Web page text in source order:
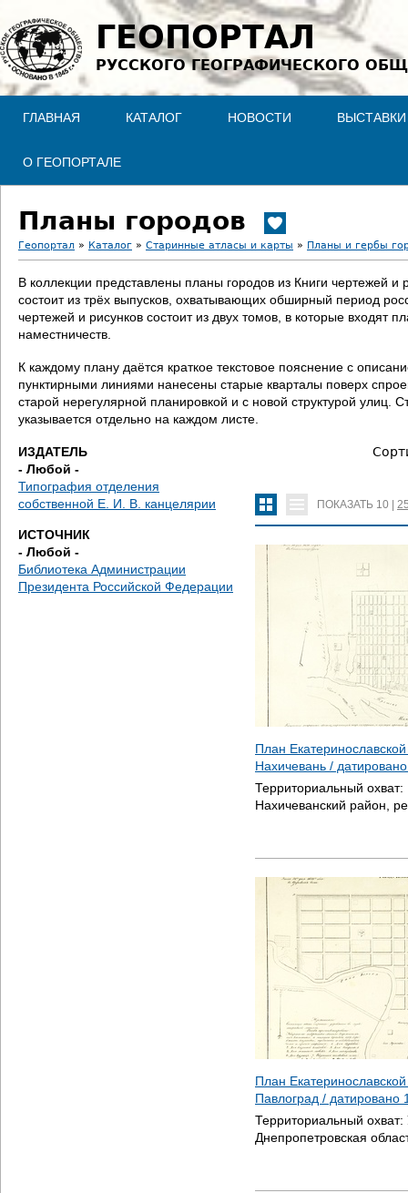
Jump to navigation
ГЕОПОРТАЛ
РУССКОГО ГЕОГРАФИЧЕСКОГО
ГЛАВНАЯ КАТАЛОГ НОВОСТИ ВЫСТАВКИ
О ГЕОПОРТАЛЕ
Планы городов
В
ы
д
е
с
ь
Геопортал » Каталог » Старинные атласы и карты » Планы и гербы
В коллекции представлены планы городов из Книги чертежей
состоит из трёх выпусков, охватывающих обширный период
чертежей и рисунков состоит из двух томов, в которые входят
наместничеств.
К каждому плану даётся краткое текстовое пояснение с
пунктирными линиями нанесены старые кварталы поверх
старой нерегулярной планировкой и с новой структурой
указывается отдельно на каждом листе.
ИЗДАТЕЛЬ
- Любой -
Типография отделения
собственной Е. И. В. канцелярии
ИСТОЧНИК
- Любой -
Библиотека Администрации
Президента Российской Федерации
ПОКАЗАТЬ 10 |
План
Нахичевань /
Территориальный охват:
Нахичеванский район,
План
Павлоград / датировано
Территориальный охват:
Днепропетровская